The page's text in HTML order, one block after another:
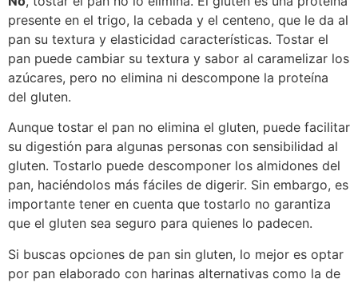
presente en el trigo, la cebada y el centeno, que le da al
pan su textura y elasticidad características. Tostar el
pan puede cambiar su textura y sabor al caramelizar los
azúcares, pero no elimina ni descompone la proteína
del gluten.
Aunque tostar el pan no elimina el gluten, puede facilitar
su digestión para algunas personas con sensibilidad al
gluten. Tostarlo puede descomponer los almidones del
pan, haciéndolos más fáciles de digerir. Sin embargo, es
importante tener en cuenta que tostarlo no garantiza
que el gluten sea seguro para quienes lo padecen.
Si buscas opciones de pan sin gluten, lo mejor es optar
por pan elaborado con harinas alternativas como la de